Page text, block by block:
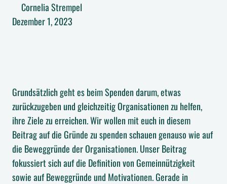
Cornelia Strempel
Dezember 1, 2023
Grundsätzlich geht es beim Spenden darum, etwas
zurückzugeben und gleichzeitig Organisationen zu helfen,
ihre Ziele zu erreichen. Wir wollen mit euch in diesem
Beitrag auf die Gründe zu spenden schauen genauso wie auf
die Beweggründe der Organisationen. Unser Beitrag
fokussiert sich auf die Definition von Gemeinnützigkeit
sowie auf Beweggründe und Motivationen. Gerade in